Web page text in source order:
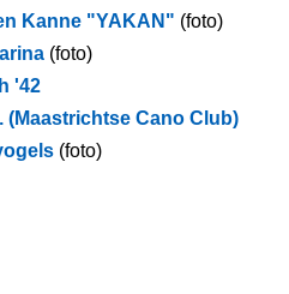
Kanne "YAKAN" (foto)
(foto)
'42
(Maastrichtse Cano Club)
(foto)